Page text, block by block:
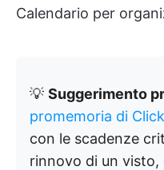
Calendario per
💡 Suggerimento
promemoria di
con le scadenze
rinnovo di un visto,